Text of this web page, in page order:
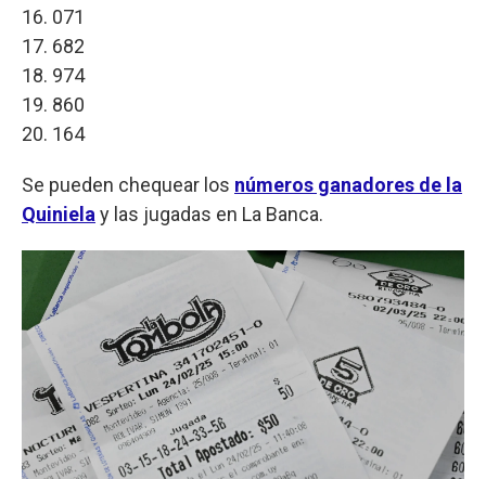
16. 071
17. 682
18. 974
19. 860
20. 164
Se pueden chequear los números ganadores de la
Quiniela y las jugadas en La Banca.